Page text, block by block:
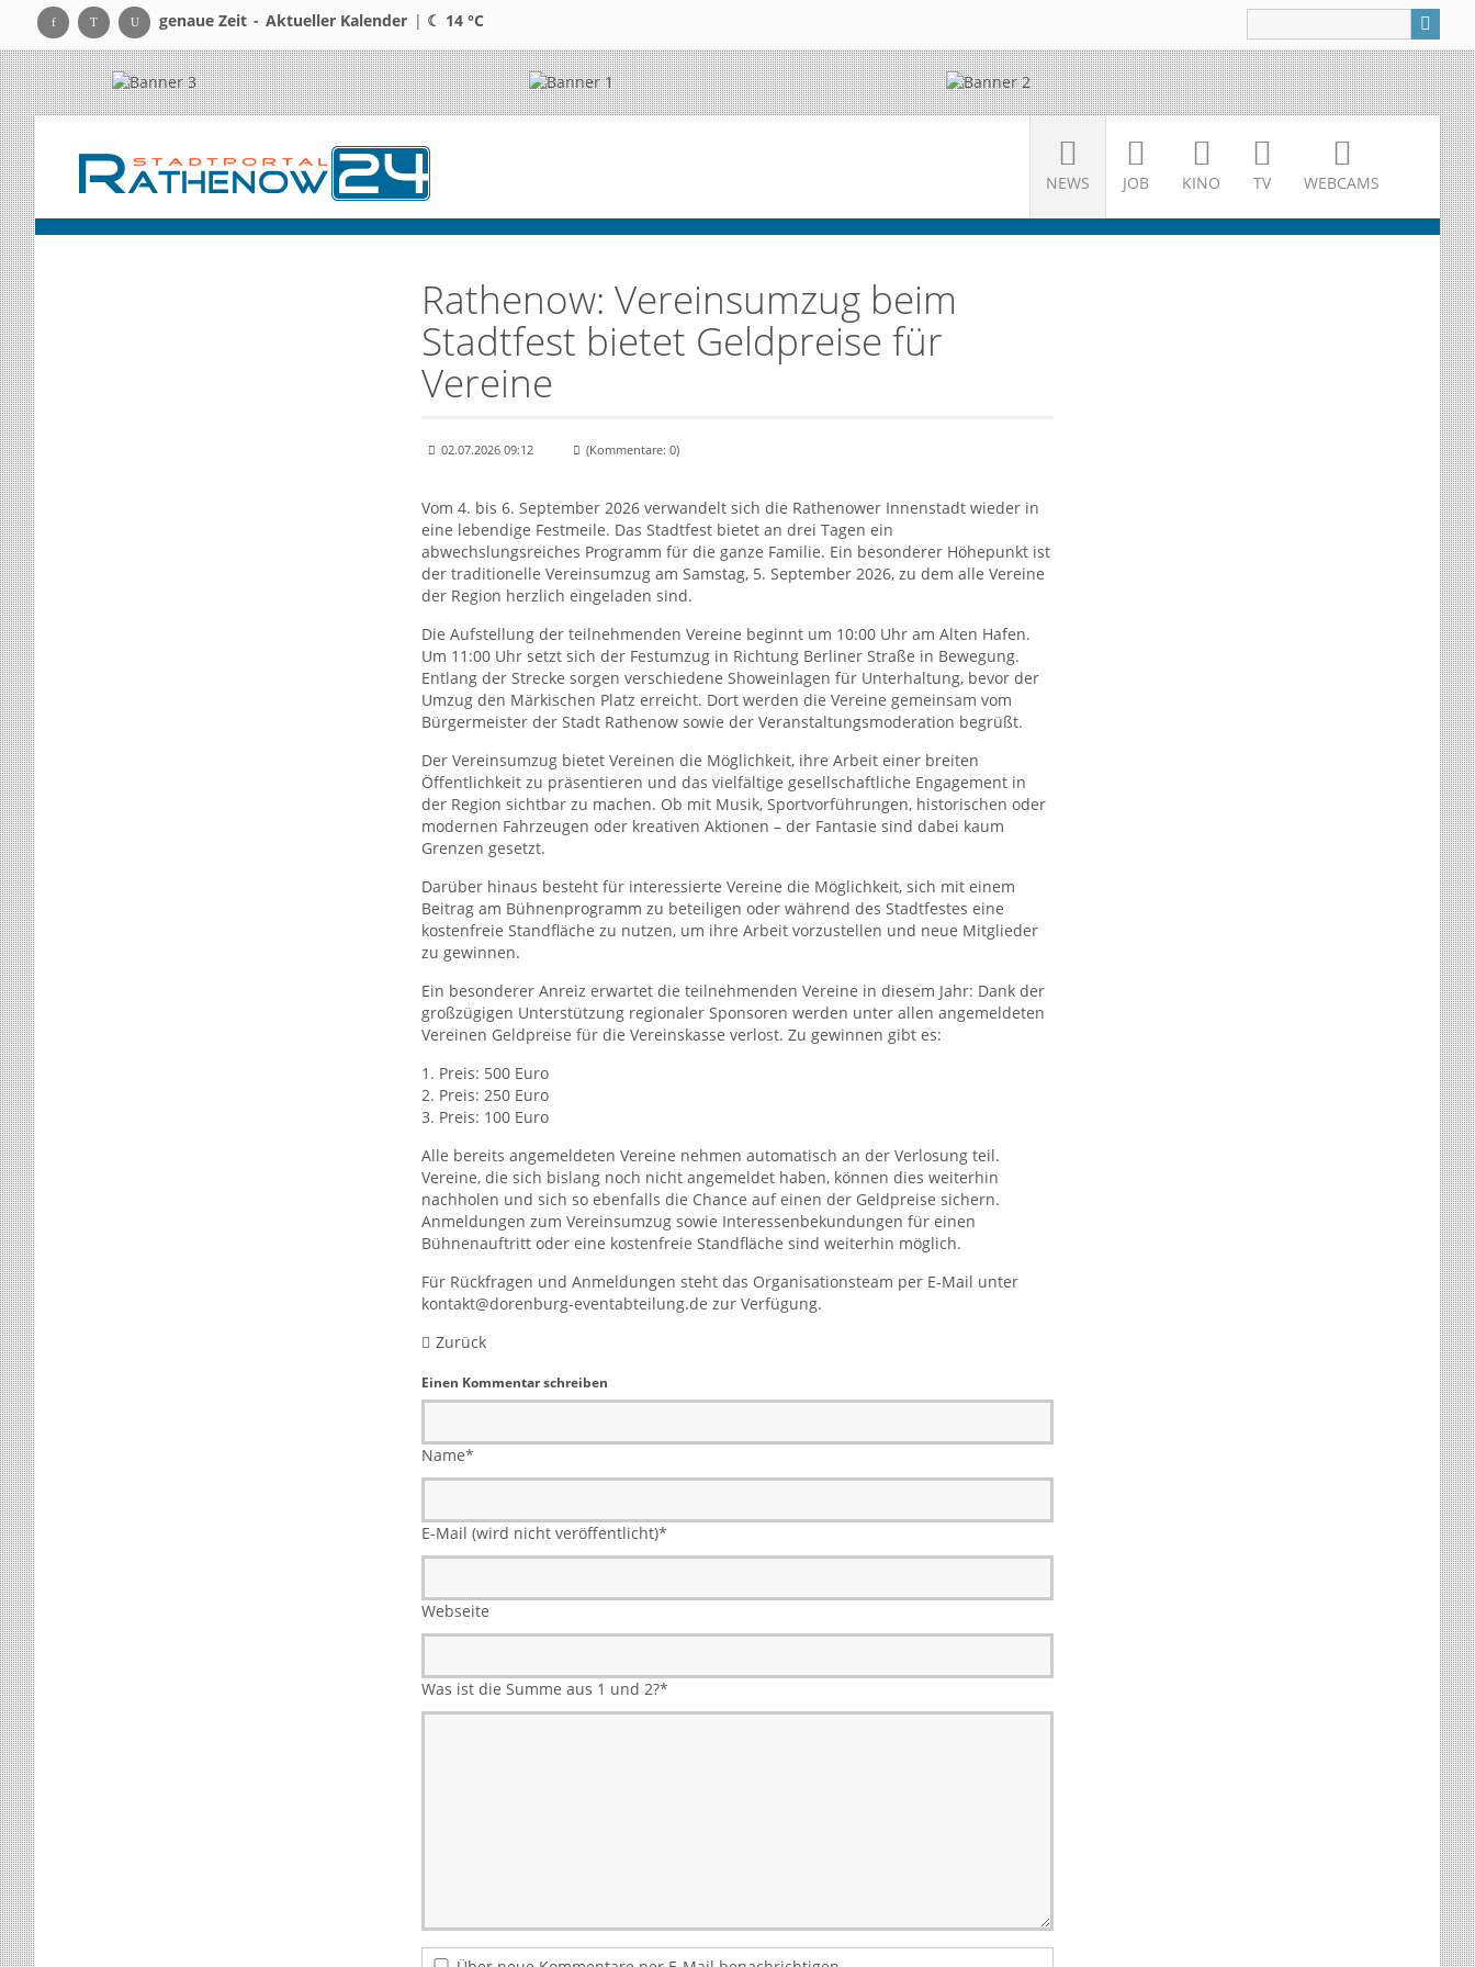
genaue Zeit - Aktueller Kalender | ☾ 14 °C
NEWS JOB KINO TV WEBCAMS
Rathenow: Vereinsumzug beim
Stadtfest bietet Geldpreise für
Vereine
02.07.2026 09:12 (Kommentare: 0)
Vereine aus Rathenow und der Region (Foto: Anne Kießling, Stadt Rathenow).
Vom 4. bis 6. September 2026 verwandelt sich die Rathenower Innenstadt wieder in
eine lebendige Festmeile. Das Stadtfest bietet an drei Tagen ein
abwechslungsreiches Programm für die ganze Familie. Ein besonderer Höhepunkt ist
der traditionelle Vereinsumzug am Samstag, 5. September 2026, zu dem alle Vereine
der Region herzlich eingeladen sind.
Die Aufstellung der teilnehmenden Vereine beginnt um 10:00 Uhr am Alten Hafen.
Um 11:00 Uhr setzt sich der Festumzug in Richtung Berliner Straße in Bewegung.
Entlang der Strecke sorgen verschiedene Showeinlagen für Unterhaltung, bevor der
Umzug den Märkischen Platz erreicht. Dort werden die Vereine gemeinsam vom
Bürgermeister der Stadt Rathenow sowie der Veranstaltungsmoderation begrüßt.
Der Vereinsumzug bietet Vereinen die Möglichkeit, ihre Arbeit einer breiten
Öffentlichkeit zu präsentieren und das vielfältige gesellschaftliche Engagement in
der Region sichtbar zu machen. Ob mit Musik, Sportvorführungen, historischen oder
modernen Fahrzeugen oder kreativen Aktionen – der Fantasie sind dabei kaum
Grenzen gesetzt.
Darüber hinaus besteht für interessierte Vereine die Möglichkeit, sich mit einem
Beitrag am Bühnenprogramm zu beteiligen oder während des Stadtfestes eine
kostenfreie Standfläche zu nutzen, um ihre Arbeit vorzustellen und neue Mitglieder
zu gewinnen.
Ein besonderer Anreiz erwartet die teilnehmenden Vereine in diesem Jahr: Dank der
großzügigen Unterstützung regionaler Sponsoren werden unter allen angemeldeten
Vereinen Geldpreise für die Vereinskasse verlost. Zu gewinnen gibt es:
1. Preis: 500 Euro
2. Preis: 250 Euro
3. Preis: 100 Euro
Alle bereits angemeldeten Vereine nehmen automatisch an der Verlosung teil.
Vereine, die sich bislang noch nicht angemeldet haben, können dies weiterhin
nachholen und sich so ebenfalls die Chance auf einen der Geldpreise sichern.
Anmeldungen zum Vereinsumzug sowie Interessenbekundungen für einen
Bühnenauftritt oder eine kostenfreie Standfläche sind weiterhin möglich.
Für Rückfragen und Anmeldungen steht das Organisationsteam per E-Mail unter
kontakt@dorenburg-eventabteilung.de zur Verfügung.
Zurück
Einen Kommentar schreiben
Name*
E-Mail (wird nicht veröffentlicht)*
Webseite
Was ist die Summe aus 1 und 2?*